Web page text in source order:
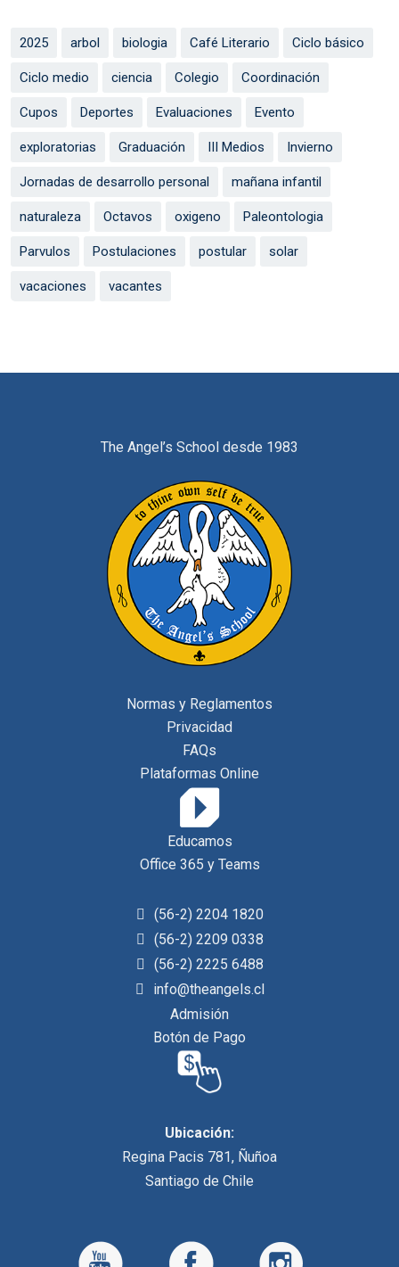
2025 arbol biologia Café Literario Ciclo básico
Ciclo medio ciencia Colegio Coordinación
Cupos Deportes Evaluaciones Evento
exploratorias Graduación III Medios Invierno
Jornadas de desarrollo personal mañana infantil
naturaleza Octavos oxigeno Paleontologia
Parvulos Postulaciones postular solar
vacaciones vacantes
The Angel’s School desde 1983
Normas y Reglamentos
Privacidad
FAQs
Plataformas Online
Educamos
Office 365 y Teams
(56-2) 2204 1820
(56-2) 2209 0338
(56-2) 2225 6488
info@theangels.cl
Admisión
Botón de Pago
Ubicación:
Regina Pacis 781, Ñuñoa
Santiago de Chile